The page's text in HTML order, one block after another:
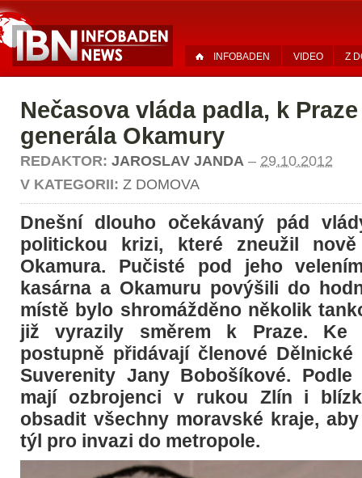
INFOBADEN VIDEO Z
Nečasova vláda padla, k
generála Okamury
REDAKTOR: JAROSLAV JANDA – 29.10.2012
V KATEGORII: Z DOMOVA
Dnešní dlouho očekávaný pád
politickou krizi, které zneužil
Okamura. Pučisté pod jeho
kasárna a Okamuru povýšili do
místě bylo shromážděno několik
již vyrazily směrem k Praze. Ke
postupně přidávají členové
Suverenity Jany Bobošíkové.
mají ozbrojenci v rukou Zlín i
obsadit všechny moravské kraje,
týl pro invazi do metropole.